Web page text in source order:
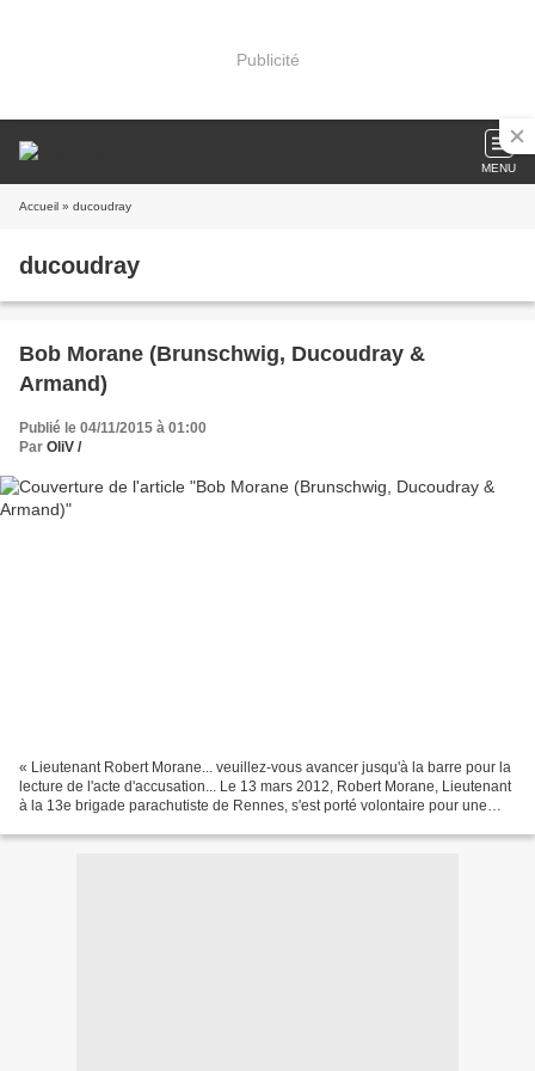
Publicité
MENU
Accueil » ducoudray
ducoudray
Bob Morane (Brunschwig, Ducoudray &
Armand)
Publié le 04/11/2015 à 01:00
Par OliV /
« Lieutenant Robert Morane... veuillez-vous avancer jusqu'à la barre pour la
lecture de l'acte d'accusation... Le 13 mars 2012, Robert Morane, Lieutenant
à la 13e brigade parachutiste de Rennes, s'est porté volontaire pour une